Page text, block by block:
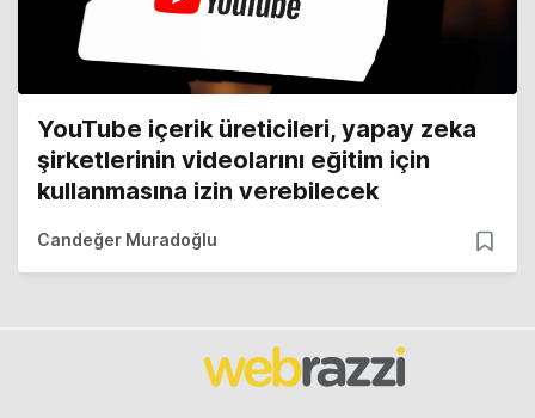
YouTube içerik üreticileri, yapay zeka
şirketlerinin videolarını eğitim için
kullanmasına izin verebilecek
Candeğer Muradoğlu